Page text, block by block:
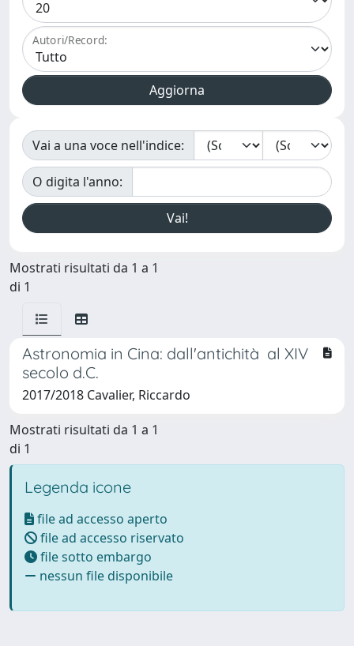
Autori/Record:
Vai a una voce nell'indice:
O digita l'anno:
Mostrati risultati da 1 a 1
di 1
Astronomia in Cina: dall'antichità al XIV
secolo d.C.
2017/2018 Cavalier, Riccardo
Mostrati risultati da 1 a 1
di 1
Legenda icone
file ad accesso aperto
file ad accesso riservato
file sotto embargo
nessun file disponibile